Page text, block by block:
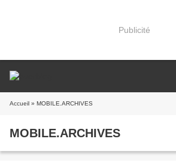
Publicité
Accueil » MOBILE.ARCHIVES
MOBILE.ARCHIVES